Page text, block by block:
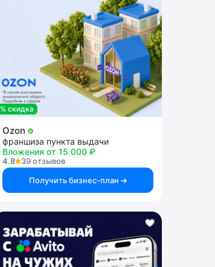
% скидка
Ozon
франшиза пункта выдачи
Вложения от 15 000 ₽
4.8
39 отзывов
Получить бизнес-план